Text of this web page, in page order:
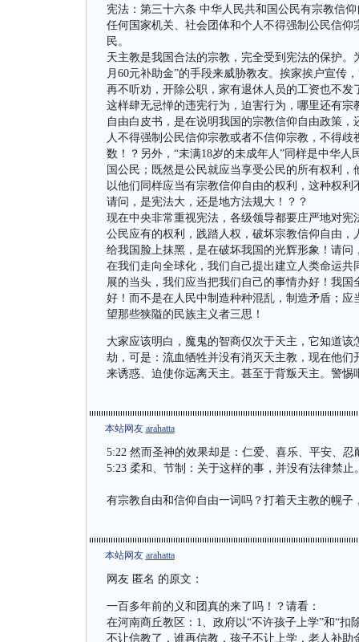
宪法：第三十六条 中华人民共和国公民有宗教信仰
任何国家机关、社会团体和个人不得强制公民信
民。
天主教是我国合法的宗教，完全受到宪法的保护
月60元补助金”的手段来威胁教友。挨家挨户宣传
再不听劝，开除公职，家有退休人员的工资也不
这样肆无忌惮的违宪行为，迫害行为，哪里还有
自由白皮书，是在说明我国的宗教信仰自由政策
人不得强制公民信仰宗教或者不信仰宗教，不得
数！？另外，“未满18岁的未成年人”同样是中华
国公民；既然是公民就应当享受公民的所有权利
以他们同样应当有宗教信仰自由的权利，这种权
请问，是宪法大，还是地方法规大！？？
现在中央非常重视宪法，各级领导都要庄严地对
公民应有的权利，践踏人权，破坏宗教信仰自由
给我国脸上抹黑，是在破坏我国的光辉形象！请
在我们走向全球化，我们自己提出建立人类命运
展的当头，我们应当把我们自己的事情办好！我
好！而不是在人民中制造种种混乱，制造矛盾；
望那些狭隘的民族主义者三思！
大家应该明白，魔鬼的智商仅次于天主，它知道
劫，可是：流血牺牲并没有消灭天主教，现在他
来诱惑、迫使你远离天主。甚至于背叛天主。警惕
本站网友 arahatta
5:22 然而圣神的效果却是：仁爱、喜乐、平安、
5:23 柔和、节制：关于这样的事，并没有法律禁止
有宗教自由和信仰自由一词吗？打着天主教的幌子
本站网友 arahatta
网友 匿名 的原文：
一百多年前的义和团真的来了吗！？请看：
在河南商丘教区：1、政府以“不许孩子上学”和“
不让信教了，谁再信教，孩子不让上学，老人补